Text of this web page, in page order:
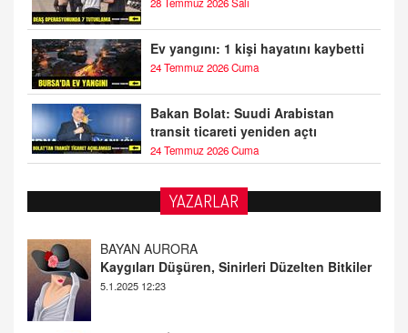
Ev yangını: 1 kişi hayatını kaybetti
24 Temmuz 2026 Cuma
Bakan Bolat: Suudi Arabistan
transit ticareti yeniden açtı
24 Temmuz 2026 Cuma
YAZARLAR
Kaygıları Düşüren, Sinirleri Düzelten Bitkiler
5.1.2025 12:23